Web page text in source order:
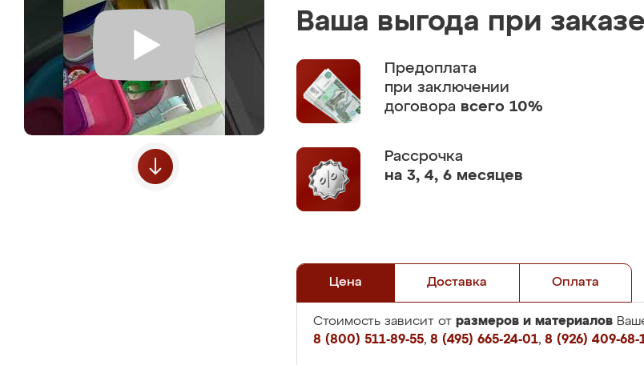
Ваша выгода при
Предоплата
при заключении
договора всего 10%
Рассрочка
на 3, 4, 6 месяцев
Цена Доставка Оплата
Стоимость зависит от размеров и материалов
8 (800) 511-89-55, 8 (495) 665-24-01, 8 (926) 409-68-